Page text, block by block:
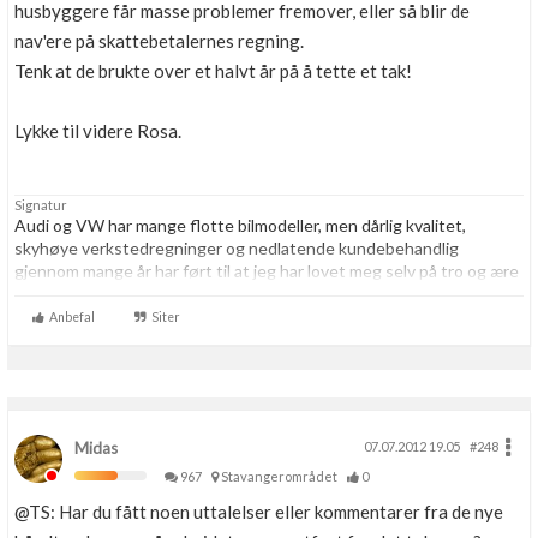
husbyggere får masse problemer fremover, eller så blir de
nav'ere på skattebetalernes regning.
Tenk at de brukte over et halvt år på å tette et tak!
Lykke til videre Rosa.
Signatur
Audi og VW har mange flotte bilmodeller, men dårlig kvalitet,
skyhøye verkstedregninger og nedlatende kundebehandlig
gjennom mange år har ført til at jeg har lovet meg selv på tro og ære
Aldri.Anbefal Siter
Midas 07.07.2012 19.05
#248
967
Stavangerområdet 0
@TS: Har du fått noen uttalelser eller kommentarer fra de nye